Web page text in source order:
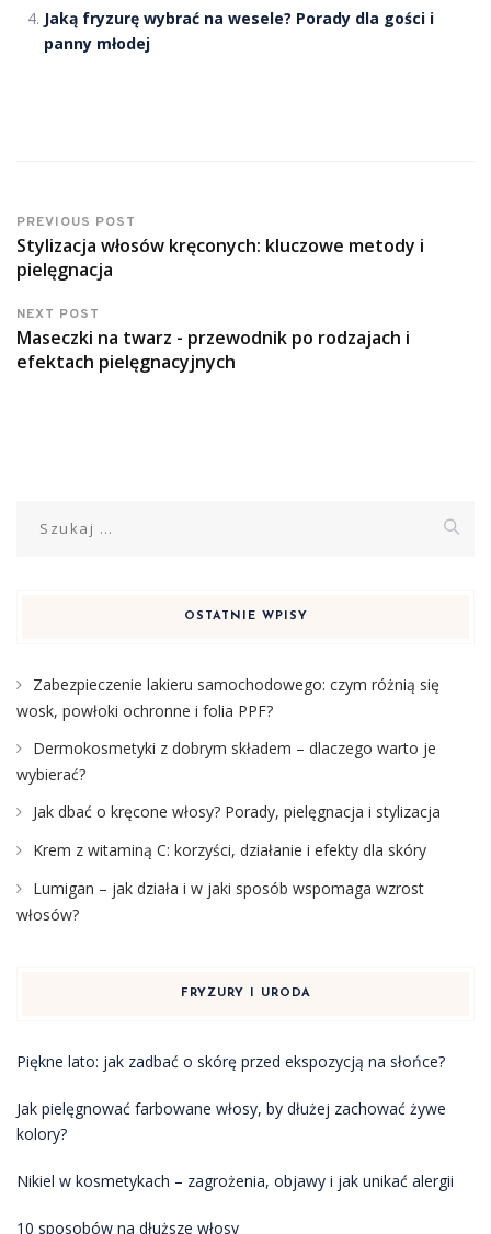
Jaką fryzurę wybrać na wesele? Porady dla gości i
panny młodej
PREVIOUS POST
Stylizacja włosów kręconych: kluczowe metody i
pielęgnacja
NEXT POST
Maseczki na twarz - przewodnik po rodzajach i
efektach pielęgnacyjnych
OSTATNIE WPISY
Zabezpieczenie lakieru samochodowego: czym różnią się
wosk, powłoki ochronne i folia PPF?
Dermokosmetyki z dobrym składem – dlaczego warto je
wybierać?
Jak dbać o kręcone włosy? Porady, pielęgnacja i stylizacja
Krem z witaminą C: korzyści, działanie i efekty dla skóry
Lumigan – jak działa i w jaki sposób wspomaga wzrost
włosów?
FRYZURY I URODA
Piękne lato: jak zadbać o skórę przed ekspozycją na słońce?
Jak pielęgnować farbowane włosy, by dłużej zachować żywe
kolory?
Nikiel w kosmetykach – zagrożenia, objawy i jak unikać alergii
10 sposobów na dłuższe włosy